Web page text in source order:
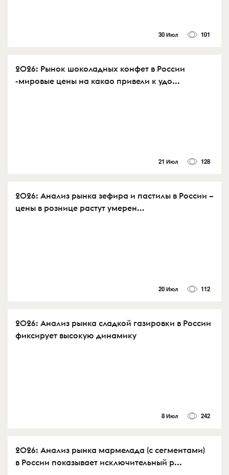
30 Июл 101
2026: Рынок шоколадных конфет в России
-мировые цены на какао привели к удо...
21 Июл 128
2026: Анализ рынка зефира и пастилы в России –
цены в рознице растут умерен...
20 Июл 112
2026: Анализ рынка сладкой газировки в России
фиксирует высокую динамику
8 Июл 242
2026: Анализ рынка мармелада (с сегментами)
в России показывает исключительный р...